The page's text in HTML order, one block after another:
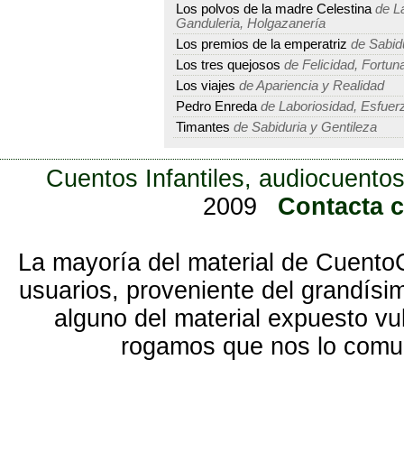
Los polvos de la madre Celestina de
Ganduleria, Holgazanería
Los premios de la emperatriz de
Los tres quejosos de Felicidad,
Los viajes de Apariencia y Realidad
Pedro Enreda de Laboriosidad,
Timantes de Sabiduria y Gentileza
Cuentos Infantiles,
2009
Contacta
La mayoría del material de
usuarios, proveniente del
alguno del material expuesto
rogamos que nos lo